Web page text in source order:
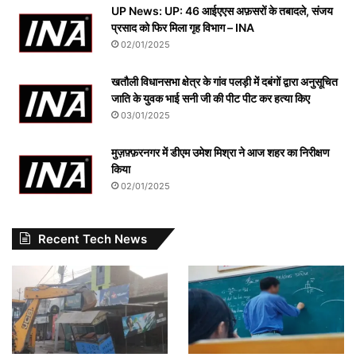
UP News: UP: 46 आईएएस अफ़सरों के तबादले, संजय
प्रसाद को फिर मिला गृह विभाग – INA
02/01/2025
खतौली विधानसभा क्षेत्र के गांव पलड़ी में दबंगों द्वारा अनुसूचित
जाति के युवक भाई सनी जी की पीट पीट कर हत्या किए
03/01/2025
मुज़फ़्फ़रनगर में डीएम उमेश मिश्रा ने आज शहर का निरीक्षण
किया
02/01/2025
Recent Tech News